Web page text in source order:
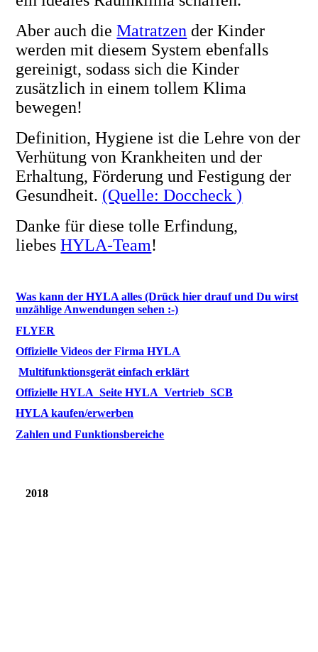
Aber auch dieMatratzen der Kinder
werden mit diesem System ebenfalls
gereinigt, sodass sich die Kinder
zusätzlich in einem tollem Klima
bewegen!
Definition, Hygiene ist die Lehre von der
Verhütung von Krankheiten und der
Erhaltung, Förderung und Festigung der
Gesundheit. (Quelle: Doccheck )
Danke für diese tolle Erfindung,
liebesHYLA-Team!
Was kann der HYLA alles (Drück hier drauf und Du wirst
unzählige Anwendungen sehen :-)
FLYER
Offizielle Videos der Firma HYLA
Multifunktionsgerät einfach erklärt
Offizielle HYLA_Seite HYLA_Vertrieb_SCB
HYLA kaufen/erwerben
Zahlen und Funktionsbereiche
2018